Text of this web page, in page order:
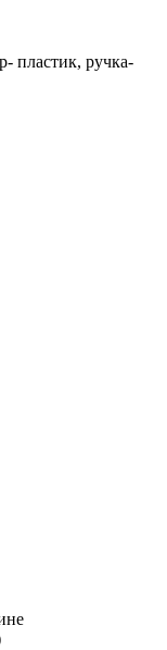
пластик, ручка-